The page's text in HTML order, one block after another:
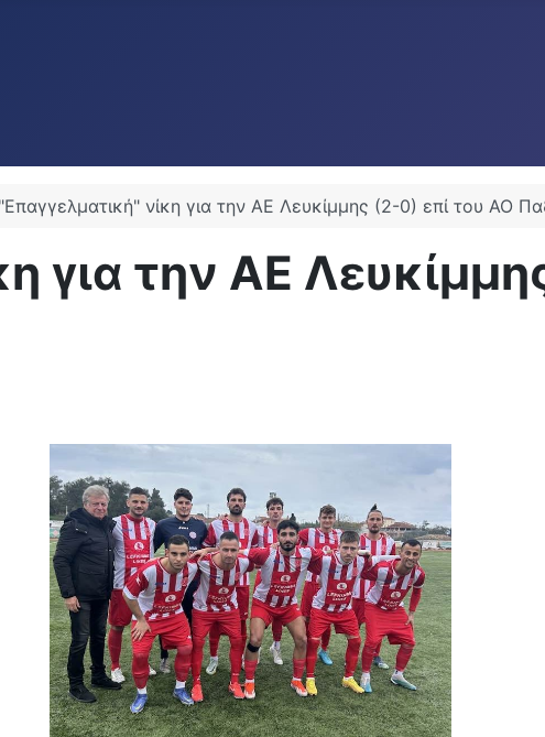
"Επαγγελματική" νίκη για την ΑΕ Λευκίμμης (2-0) επί του ΑΟ
για την ΑΕ